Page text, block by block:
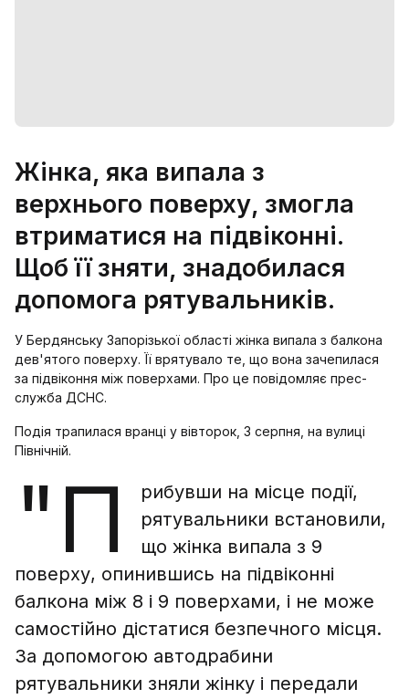
Жінка, яка випала з
верхнього поверху, змогла
втриматися на підвіконні.
Щоб її зняти, знадобилася
допомога рятувальників.
У Бердянську Запорізької області жінка випала з балкона
дев'ятого поверху. Її врятувало те, що вона зачепилася
за підвіконня між поверхами. Про це повідомляє прес-
служба ДСНС.
Подія трапилася вранці у вівторок, 3 серпня, на вулиці
Північній.
"П
рибувши на місце події,
рятувальники встановили,
що жінка випала з 9
поверху, опинившись на підвіконні
балкона між 8 і 9 поверхами, і не може
самостійно дістатися безпечного місця.
За допомогою автодрабини
рятувальники зняли жінку і передали